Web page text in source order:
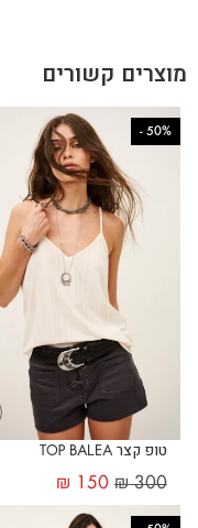
מוצרים קשורים
50%
-
טופ קצר TOP BALEA
₪300
₪ 150